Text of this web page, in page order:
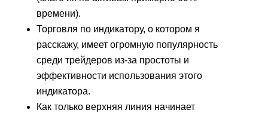
времени).
Торговля по индикатору, о котором я
расскажу, имеет огромную популярность
среди трейдеров из-за простоты и
эффективности использования этого
индикатора.
Как только верхняя линия начинает